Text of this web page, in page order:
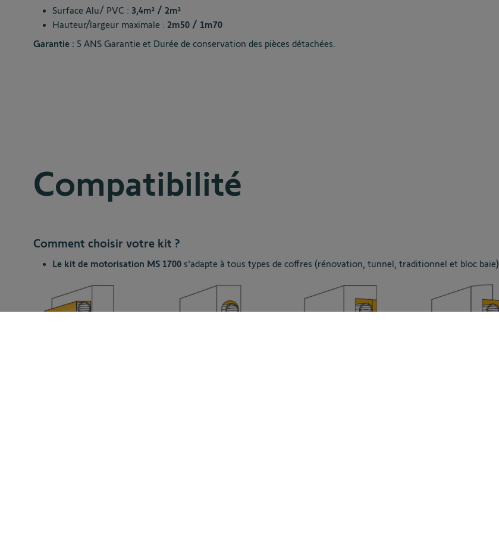
Surface Alu/ PVC : 3,4m² / 2m²
Hauteur/largeur maximale : 2m50 / 1m70
Garantie : 5 ANS Garantie et Durée de conservation des pièces détachées.
Compatibilité
Comment choisir votre kit ?
Le kit de motorisation MS 1700 s'adapte à tous types de coffres (rénovation, tunnel, traditionnel et bloc baie).